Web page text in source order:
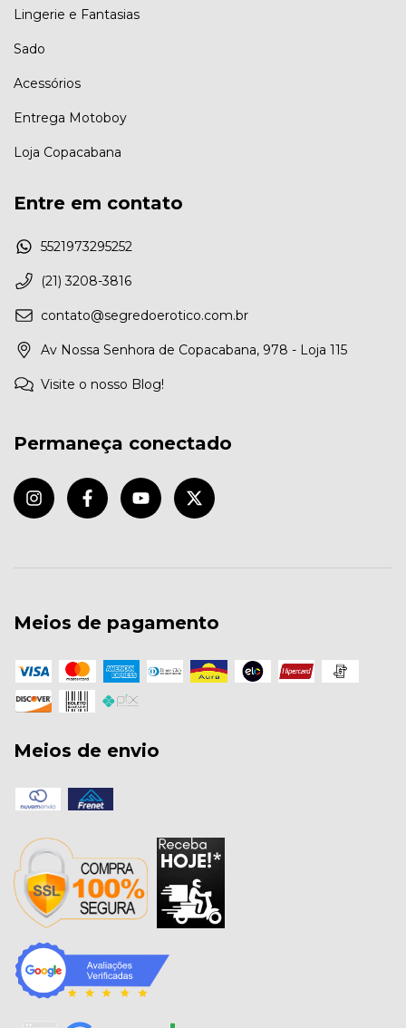
Lingerie e Fantasias
Sado
Acessórios
Entrega Motoboy
Loja Copacabana
Entre em contato
5521973295252
(21) 3208-3816
contato@segredoerotico.com.br
Av Nossa Senhora de Copacabana, 978 - Loja 115
Visite o nosso Blog!
Permaneça conectado
Meios de pagamento
Meios de envio